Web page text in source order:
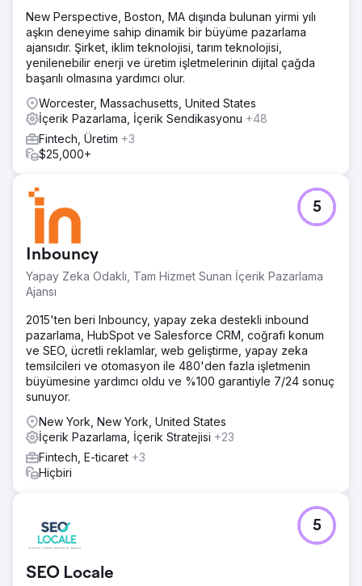
New Perspective, Boston, MA dışında bulunan yirmi yılı
aşkın deneyime sahip dinamik bir büyüme pazarlama
ajansıdır. Şirket, iklim teknolojisi, tarım teknolojisi,
yenilenebilir enerji ve üretim işletmelerinin dijital çağda
başarılı olmasına yardımcı olur.
Worcester, Massachusetts, United States
İçerik Pazarlama, İçerik Sendikasyonu +48
Fintech, Üretim +3
$25,000+
Inbouncy
Yapay Zeka Odaklı, Tam Hizmet Sunan İçerik Pazarlama
Ajansı
5
2015'ten beri Inbouncy, yapay zeka destekli inbound
pazarlama, HubSpot ve Salesforce CRM, coğrafi konum
ve SEO, ücretli reklamlar, web geliştirme, yapay zeka
temsilcileri ve otomasyon ile 480'den fazla işletmenin
büyümesine yardımcı oldu ve %100 garantiyle 7/24 sonuç
sunuyor.
New York, New York, United States
İçerik Pazarlama, İçerik Stratejisi +23
Fintech, E-ticaret +3
Hiçbiri
SEO Locale
5